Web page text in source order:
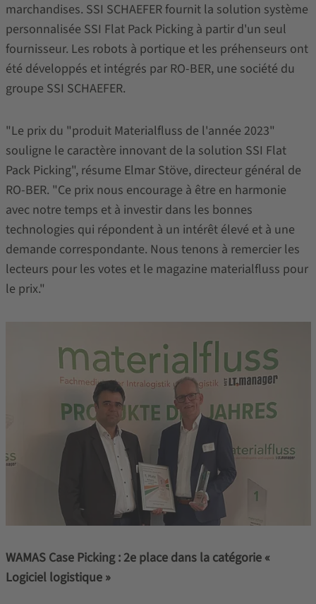
marchandises. SSI SCHAEFER fournit la solution système
personnalisée SSI Flat Pack Picking à partir d'un seul
fournisseur. Les robots à portique et les préhenseurs ont
été développés et intégrés par RO-BER, une société du
groupe SSI SCHAEFER.
"Le prix du "produit Materialfluss de l'année 2023"
souligne le caractère innovant de la solution SSI Flat
Pack Picking", résume Elmar Stöve, directeur général de
RO-BER. "Ce prix nous encourage à être en harmonie
avec notre temps et à investir dans les bonnes
technologies qui répondent à un intérêt élevé et à une
demande correspondante. Nous tenons à remercier les
lecteurs pour les votes et le magazine materialfluss pour
le prix."
WAMAS Case Picking : 2e place dans la catégorie «
Logiciel logistique »